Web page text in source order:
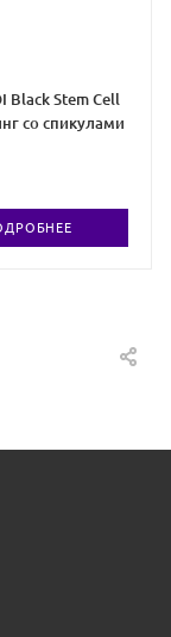
Black Stem Cell
со спикулами